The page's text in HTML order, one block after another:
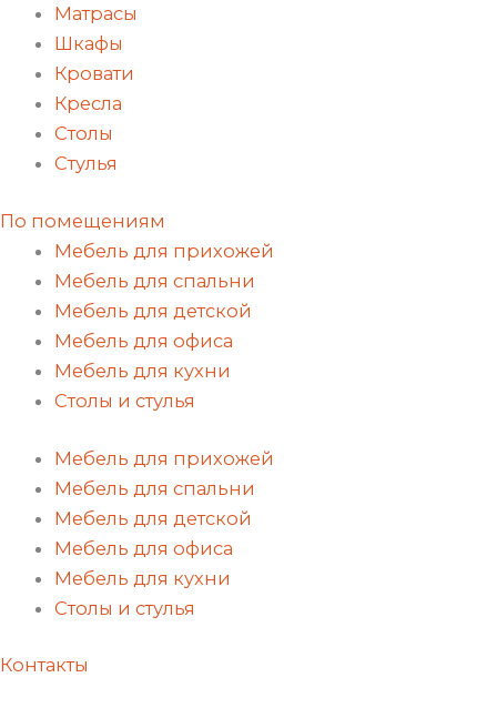
Матрасы
Шкафы
Кровати
Кресла
Столы
Стулья
По помещениям
Мебель для прихожей
Мебель для спальни
Мебель для детской
Мебель для офиса
Мебель для кухни
Столы и стулья
Мебель для прихожей
Мебель для спальни
Мебель для детской
Мебель для офиса
Мебель для кухни
Столы и стулья
Контакты